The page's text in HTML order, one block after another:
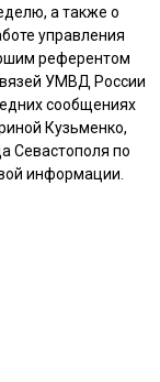
а также о
управления
референтом
УМВД России
сообщениях
Кузьменко,
Севастополя по
информации.